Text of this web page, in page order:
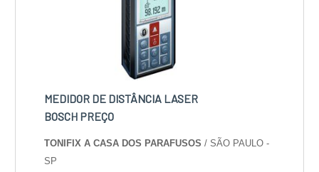
MEDIDOR DE DISTÂNCIA LASER
BOSCH PREÇO
TONIFIX A CASA DOS PARAFUSOS / SÃO PAULO -
SP